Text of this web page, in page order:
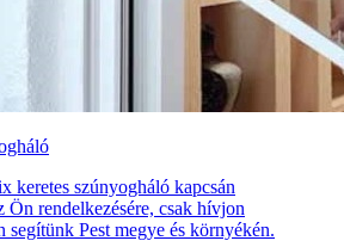
keretes szúnyogháló kapcsán
Ön rendelkezésére, csak hívjon
segítünk Pest megye és környékén.